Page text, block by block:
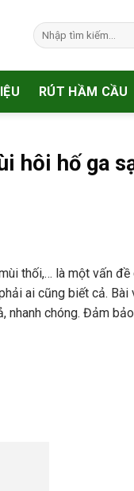
RÚT HẦM CẦU
hôi hố ga
thối,… là một vấn
ai cũng biết cả.
nhanh chóng. Đảm